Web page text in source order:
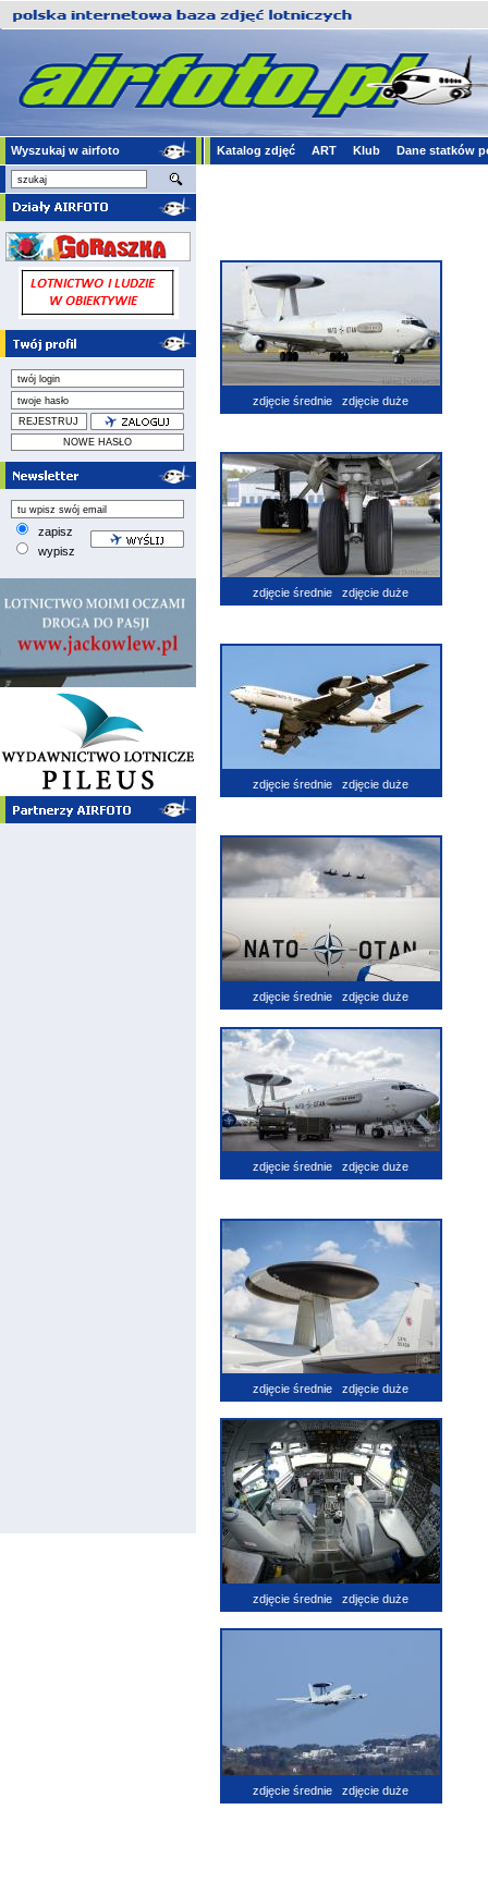
Wyszukaj w airfoto Katalog zdjęć ART Klub Dane statków
zapisz
wypisz
zdjęcie średnie zdjęcie duże
zdjęcie średnie zdjęcie duże
zdjęcie średnie zdjęcie duże
zdjęcie średnie zdjęcie duże
zdjęcie średnie zdjęcie duże
zdjęcie średnie zdjęcie duże
zdjęcie średnie zdjęcie duże
zdjęcie średnie zdjęcie duże